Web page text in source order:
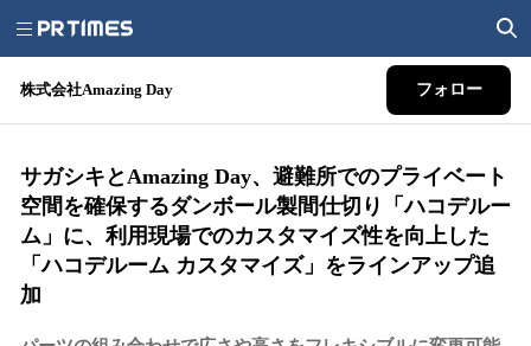
株式会社Amazing Day フォロー
サガシキとAmazing Day、避難所でのプライベート
空間を確保するダンボール製間仕切り「ハコデルー
ム」に、利用現場でのカスタマイズ性を向上した
「ハコデルーム カスタマイズ」をラインアップ追
加